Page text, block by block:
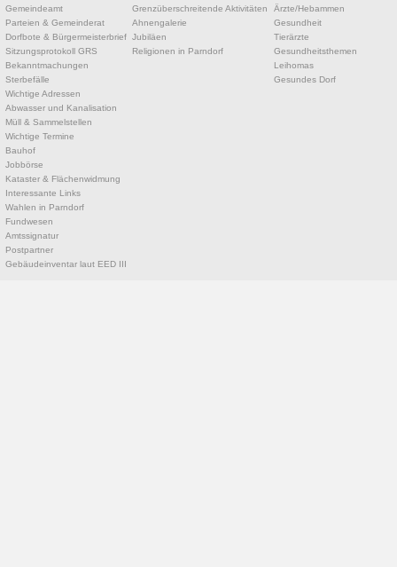
Gemeindeamt
Parteien & Gemeinderat
Dorfbote & Bürgermeisterbrief
Sitzungsprotokoll GRS
Bekanntmachungen
Sterbefälle
Wichtige Adressen
Abwasser und Kanalisation
Müll & Sammelstellen
Wichtige Termine
Bauhof
Jobbörse
Kataster & Flächenwidmung
Interessante Links
Wahlen in Parndorf
Fundwesen
Amtssignatur
Postpartner
Gebäudeinventar laut EED III
Grenzüberschreitende Aktivitäten
Ahnengalerie
Jubiläen
Religionen in Parndorf
Ärzte/Hebammen
Gesundheit
Tierärzte
Gesundheitsthemen
Leihomas
Gesundes Dorf